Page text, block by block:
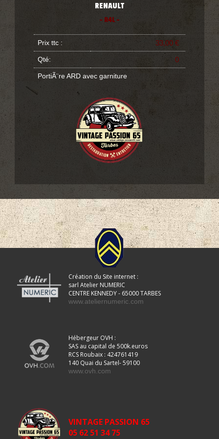
RENAULT
- R4L -
Prix ttc : 33,00 €
Qté: 0
PortiÃ¨re ARD avec garniture
Création du Site internet :
sarl Atelier NUMERIC
CENTRE KENNEDY - 65000 TARBES
www.ateliernumeric.com
Hébergeur OVH :
SAS au capital de 500k.euros
RCS Roubaix : 424761419
140 Quai du Sartel- 59100
www.ovh.com
VINTAGE PASSION 65
05 62 51 34 75